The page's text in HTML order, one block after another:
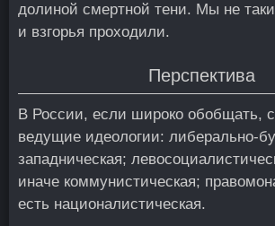
долиной смертной тени. Мы не
и взгорья проходили.
Перспектива
В России, если широко обобщать,
ведущие идеологии: либерально-
западническая;
иначе коммунистическая;
есть националистическая.